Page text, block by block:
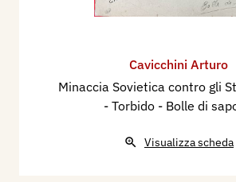
Cavicchini Arturo
Minaccia Sovietica contro gli
- Torbido - Bolle di
Visualizza scheda